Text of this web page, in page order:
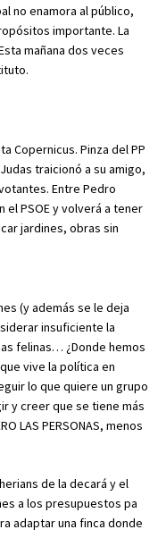
no enamora al público,
importante. La
mañana dos veces
Copernicus. Pinza del PP
traicionó a su amigo,
Entre Pedro
el PSOE y volverá a tener
jardines, obras sin
(y además se le deja
insuficiente la
felinas… ¿Donde hemos
vive la política en
lo que quiere un grupo
y creer que se tiene más
LAS PERSONAS, menos
de la decará y el
a los presupuestos pa
adaptar una finca donde